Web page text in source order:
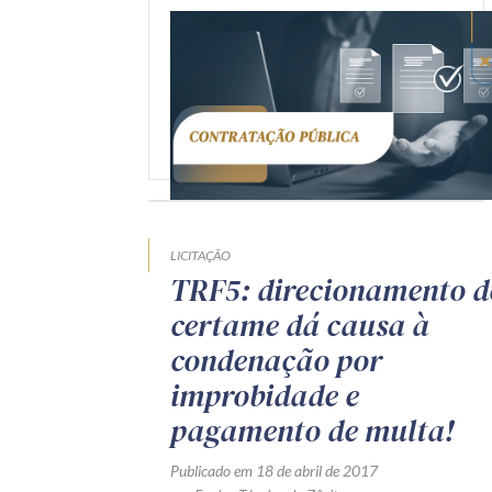
LICITAÇÃO
TRF5: direcionamento
certame dá causa à
condenação por
improbidade e
pagamento de multa!
Publicado em 18 de abril de 2017